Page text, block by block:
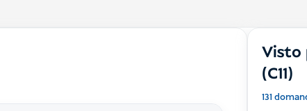
Visto
(C11)
131